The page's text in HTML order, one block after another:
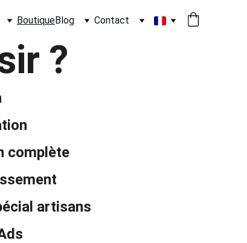
BoutiqueBlog Contact
?
complète
artisans